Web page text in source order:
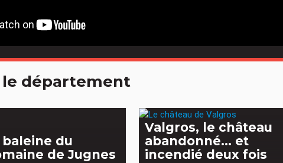
département
baleine du
de Jugnes
Valgros, le château
abandonné… et
incendié deux fois